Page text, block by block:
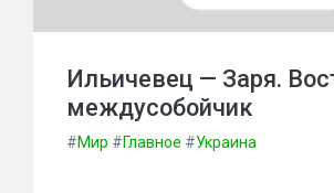
Ильичевец — Заря.
междусобойчик
#Мир #Главное #Украина